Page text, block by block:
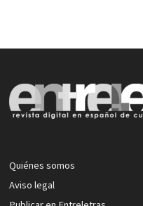
Quiénes somos
Aviso legal